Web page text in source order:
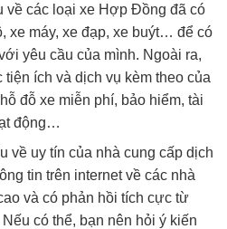
về các loại xe Hợp Đồng đã có
xe máy, xe đạp, xe buýt… để có
yêu cầu của mình. Ngoài ra,
tiện ích và dịch vụ kèm theo của
đỗ xe miễn phí, bảo hiểm, tài
động…
về uy tín của nhà cung cấp dịch
tin trên internet về các nhà
và có phản hồi tích cực từ
có thể, bạn nên hỏi ý kiến